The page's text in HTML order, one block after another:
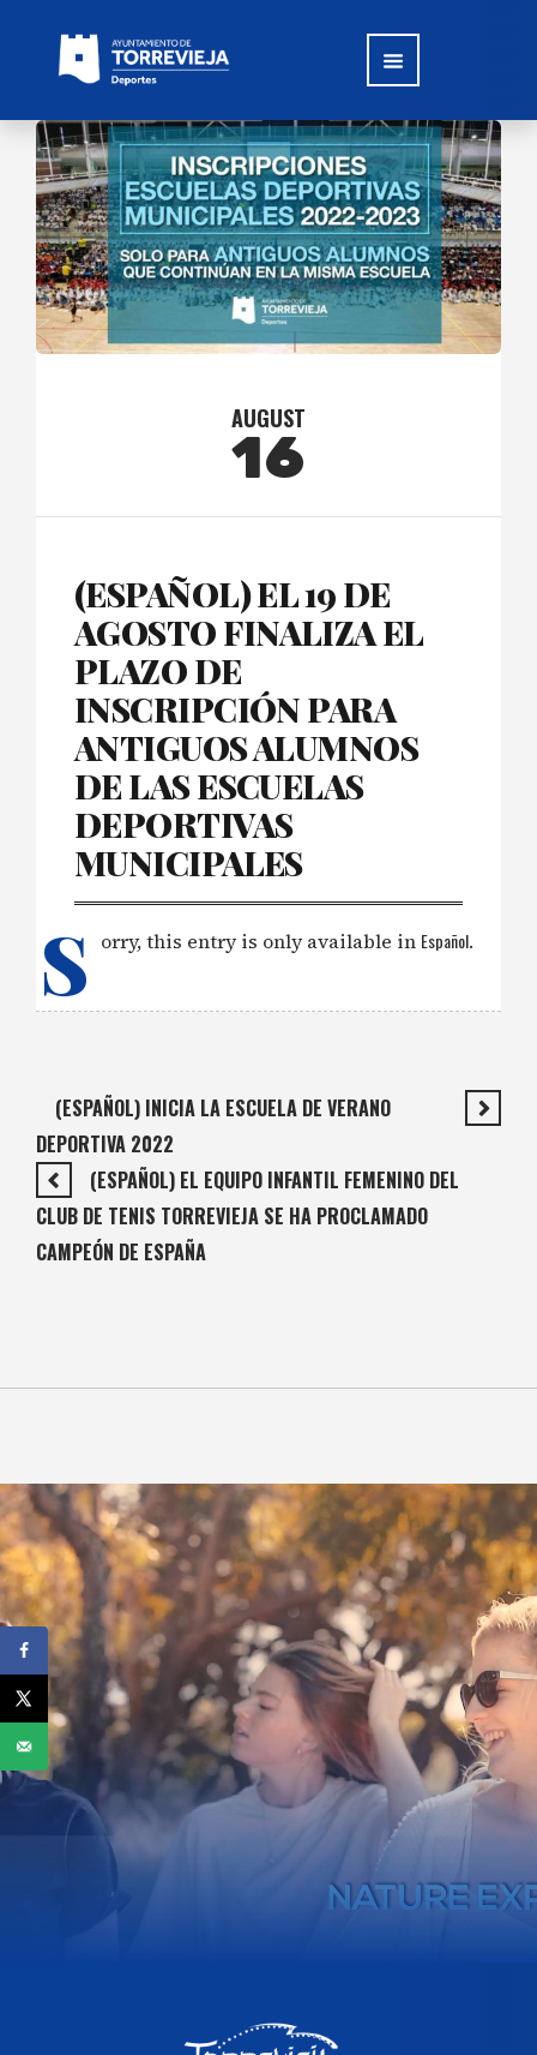
AUGUST
16
(ESPAÑOL) EL 19 DE
AGOSTO FINALIZA EL
PLAZO DE
INSCRIPCIÓN PARA
ANTIGUOS ALUMNOS
DE LAS ESCUELAS
DEPORTIVAS
MUNICIPALES
S orry, this entry is only available in Español.
(ESPAÑOL) INICIA LA ESCUELA DE VERANO
DEPORTIVA 2022
(ESPAÑOL) EL EQUIPO INFANTIL FEMENINO DEL
CLUB DE TENIS TORREVIEJA SE HA PROCLAMADO
CAMPEÓN DE ESPAÑA